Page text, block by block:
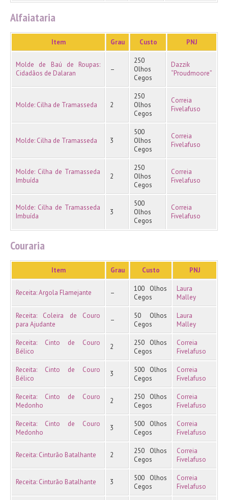
Alfaiataria
Item Grau Custo PNJ
Molde de Baú de Roupas:
Cidadãos de Dalaran
–
250
Olhos
Cegos
Dazzik
“Proudmoore”
Molde: Cilha de Tramasseda 2
250
Olhos
Cegos
Correia
Fivelafuso
Molde: Cilha de Tramasseda 3
500
Olhos
Cegos
Correia
Fivelafuso
Molde: Cilha de Tramasseda
Imbuída
2
250
Olhos
Cegos
Correia
Fivelafuso
Molde: Cilha de Tramasseda
Imbuída
3
500
Olhos
Cegos
Correia
Fivelafuso
Couraria
Item Grau Custo PNJ
Receita: Argola Flamejante –
100 Olhos
Cegos
Laura
Malley
Receita: Coleira de Couro
para Ajudante
–
50 Olhos
Cegos
Laura
Malley
Receita: Cinto de Couro
Bélico
2
250 Olhos
Cegos
Correia
Fivelafuso
Receita: Cinto de Couro
Bélico
3
500 Olhos
Cegos
Correia
Fivelafuso
Receita: Cinto de Couro
Medonho
2
250 Olhos
Cegos
Correia
Fivelafuso
Receita: Cinto de Couro
Medonho
3
500 Olhos
Cegos
Correia
Fivelafuso
Receita: Cinturão Batalhante 2
250 Olhos
Cegos
Correia
Fivelafuso
Receita: Cinturão Batalhante 3
500 Olhos
Cegos
Correia
Fivelafuso